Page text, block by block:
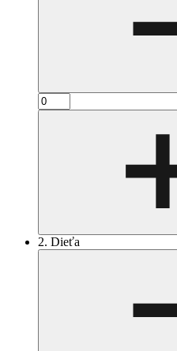
2. Dieťa